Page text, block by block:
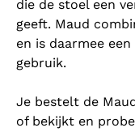
die de stoel een
geeft. Maud
en is daarmee
gebruik.
Je bestelt de
of bekijkt en